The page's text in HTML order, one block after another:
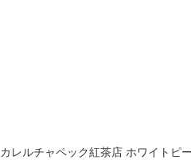
カレルチャペック紅茶店 ホワイトピ